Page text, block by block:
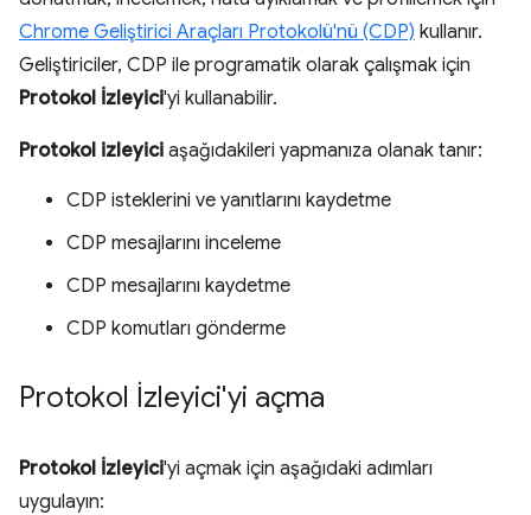
Chrome Geliştirici Araçları Protokolü'nü (CDP) kullanır.
Geliştiriciler, CDP ile programatik olarak çalışmak için
Protokol İzleyici'yi kullanabilir.
Protokol izleyici aşağıdakileri yapmanıza olanak tanır:
CDP isteklerini ve yanıtlarını kaydetme
CDP mesajlarını inceleme
CDP mesajlarını kaydetme
CDP komutları gönderme
Protokol İzleyici'yi açma
Protokol İzleyici'yi açmak için aşağıdaki adımları
uygulayın: